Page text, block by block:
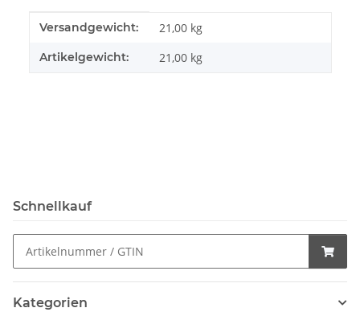
Produkteigenschaft
Wert
Versandgewicht: 21,00 kg
Artikelgewicht: 21,00 kg
Schnellkauf
Kategorien